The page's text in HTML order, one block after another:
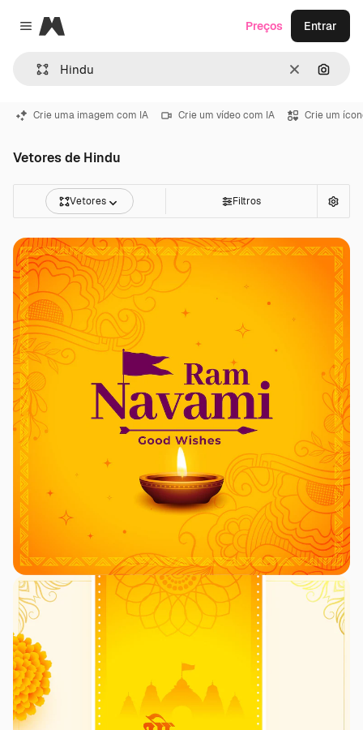
Close menu
Magnific
Limpar
Preços Entrar
Crie uma imagem com IA Crie um vídeo com IA Crie um
Vetores de Hindu
Vetores Filtros